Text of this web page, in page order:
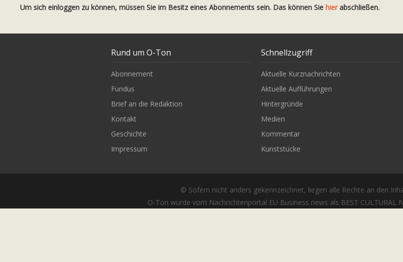
Um sich einloggen zu können, müssen Sie im Besitz eines Abonnements sein. Das können Sie hierabschließen.
© Sofern nicht anders gekennzeichnet, liegen alle Rechte an den
O-Ton wurde vom Nachrichtenportal EU Business news als BEST CULTURAL
Rund um O-Ton
Abonnement
Fundus
Brief an die Redaktion
Kontakt
Geschichte
Impressum
Schnellzugriff
Aktuelle Kurznachrichten
Aktuelle Aufführungen
Hintergründe
Medien
Kommentar
Kunststücke